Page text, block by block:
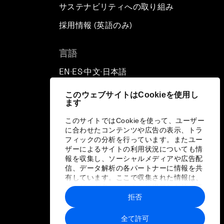
このウェブサイトはCookieを使用し
ます
このサイトではCookieを使って、ユーザー
に合わせたコンテンツや広告の表示、トラ
フィックの分析を行っています。またユー
ザーによるサイトの利用状況についても情
報を収集し、ソーシャルメディアや広告配
信、データ解析の各パートナーに情報を共
有しています。ここで収集された情報は、
ユーザーが各パートナーに提供した他の情
報や各パートナーのサービスを使用した際
に収集された情報と組み合わされ、各パー
トナーによって使用されることがありま
全て許可
拒否
サステナビリティへの取り組み
採用情報 (英語のみ)
言語
EN ▪ ES▪中文▪ 日本語